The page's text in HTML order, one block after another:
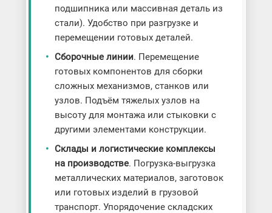
подшипника или массивная деталь из
стали). Удобство при разгрузке и
перемещении готовых деталей.
Сборочные линии. Перемещение
готовых компонентов для сборки
сложных механизмов, станков или
узлов. Подъём тяжелых узлов на
высоту для монтажа или стыковки с
другими элементами конструкции.
Склады и логистические комплексы
на производстве. Погрузка-выгрузка
металлических материалов, заготовок
или готовых изделий в грузовой
транспорт. Упорядочение складских